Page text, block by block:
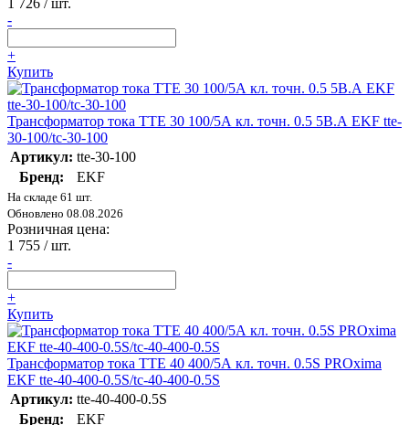
1 726 / шт.
-
+
Купить
Трансформатор тока ТТЕ 30 100/5А кл. точн. 0.5 5В.А EKF tte-
30-100/tc-30-100
Артикул: tte-30-100
Бренд:
EKF
На складе 61 шт.
Обновлено 08.08.2026
Розничная цена:
1 755 / шт.
-
+
Купить
Трансформатор тока ТТЕ 40 400/5А кл. точн. 0.5S PROxima
EKF tte-40-400-0.5S/tc-40-400-0.5S
Артикул: tte-40-400-0.5S
Бренд:
EKF